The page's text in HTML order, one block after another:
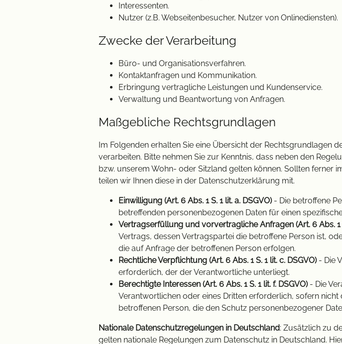
Interessenten.
Nutzer (z.B. Webseitenbesucher, Nutzer von Onlinediensten).
Zwecke der Verarbeitung
Büro- und Organisationsverfahren.
Kontaktanfragen und Kommunikation.
Erbringung vertragliche Leistungen und Kundenservice.
Verwaltung und Beantwortung von Anfragen.
Maßgebliche Rechtsgrundlagen
Im Folgenden erhalten Sie eine Übersicht der Rechtsgrundlagen
verarbeiten. Bitte nehmen Sie zur Kenntnis, dass neben den
bzw. unserem Wohn- oder Sitzland gelten können. Sollten ferner
teilen wir Ihnen diese in der Datenschutzerklärung mit.
Einwilligung (Art. 6 Abs. 1 S. 1 lit. a. DSGVO)- Die betroffene
betreffenden personenbezogenen Daten für einen
Vertragserfüllung und vorvertragliche Anfragen (Art. 6 Abs. 1
Vertrags, dessen Vertragspartei die betroffene Person ist,
die auf Anfrage der betroffenen Person erfolgen.
Rechtliche Verpflichtung (Art. 6 Abs. 1 S. 1 lit. c. DSGVO)- Die
erforderlich, der der Verantwortliche unterliegt.
Berechtigte Interessen (Art. 6 Abs. 1 S. 1 lit. f. DSGVO)- Die
Verantwortlichen oder eines Dritten erforderlich, sofern
betroffenen Person, die den Schutz personenbezogener
Nationale Datenschutzregelungen in Deutschland: Zusätzlich zu
gelten nationale Regelungen zum Datenschutz in Deutschland.